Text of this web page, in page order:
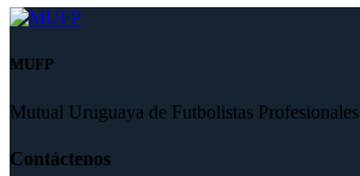
MUFP
Mutual Uruguaya de Futbolistas Profesionales
Contáctenos